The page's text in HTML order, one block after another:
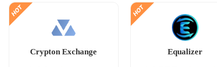
Crypton Exchange Equalizer